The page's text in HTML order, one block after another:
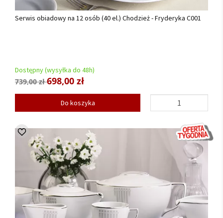
Serwis obiadowy na 12 osób (40 el.) Chodzież - Fryderyka C001
Dostępny (wysyłka do 48h)
739,00 zł698,00 zł
Do koszyka